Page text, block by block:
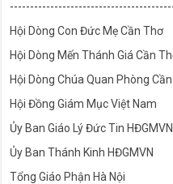
Hội Dòng Con Đức Mẹ Cần Thơ
Hội Dòng Mến Thánh Giá Cần
Hội Dòng Chúa Quan Phòng
Hội Đồng Giám Mục Việt Nam
Ủy Ban Giáo Lý Đức Tin HĐGMVN
Ủy Ban Thánh Kinh HĐGMVN
Tổng Giáo Phận Hà Nội